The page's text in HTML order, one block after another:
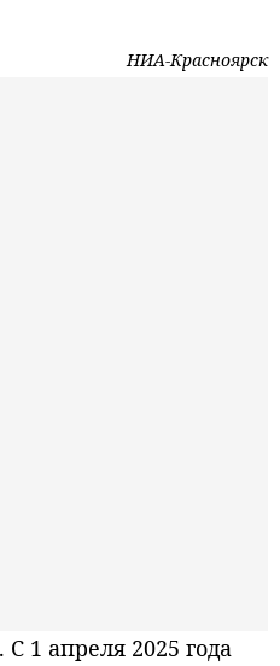
НИА-Красноярск
апреля 2025 года